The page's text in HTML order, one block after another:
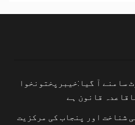
سامنے آ گیا:خیبرپختونخوا
قانون ہے
شناخت اور پنجاب کی مرکزیت